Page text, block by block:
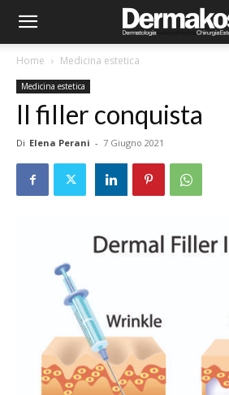
Home Medicina estetica
Medicina estetica
Il filler conquista
Di Elena Perani - 7 Giugno 2021